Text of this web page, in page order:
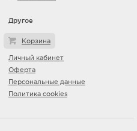
Другое
Корзина
Личный кабинет
Оферта
Персональные данные
Политика cookies